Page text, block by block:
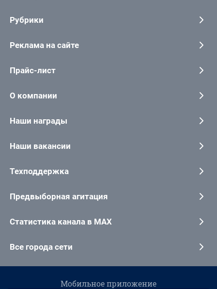
Рубрики
Реклама на сайте
Прайс-лист
О компании
Наши награды
Наши вакансии
Техподдержка
Предвыборная агитация
Статистика канала в MAX
Все города сети
Мобильное приложение